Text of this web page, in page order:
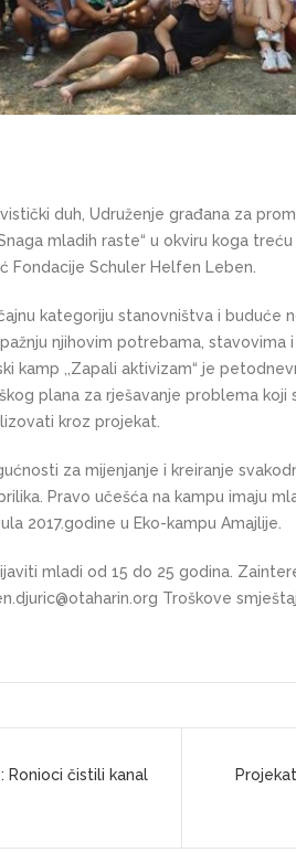
duh, Udruženje građana za
mladih raste“ u okviru koga
Fondacije Schuler Helfen Leben.
kategoriju stanovništva i buduće
njihovim potrebama, stavovima
kamp ,,Zapali aktivizam“ je
plana za rješavanje problema koji
kroz projekat.
za mijenjanje i kreiranje
Pravo učešća na kampu imaju
2017.godine u Eko-kampu Amajlije.
mladi od 15 do 25 godina.
Troškove
Ronioci čistili kanal